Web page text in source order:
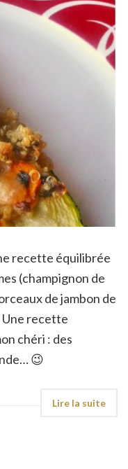
recette équilibrée
(champignon de
de jambon de
Une recette
chéri : des
😉